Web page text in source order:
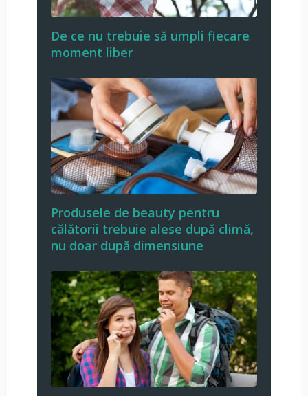
De ce nu trebuie să umpli fiecare
moment liber
Produsele de beauty pentru
călătorii trebuie alese după climă,
nu doar după dimensiune